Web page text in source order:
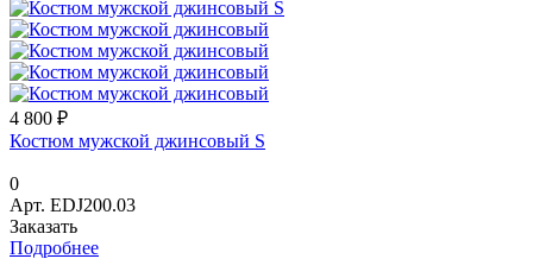
4 800 ₽
Костюм мужской джинсовый S
0
Арт. ЕDJ200.03
Заказать
Подробнее